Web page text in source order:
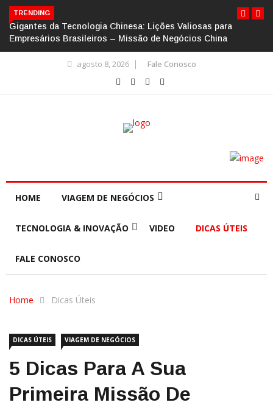
TRENDING
Gigantes da Tecnologia Chinesa: Lições Valiosas para
Empresários Brasileiros – Missão de Negócios China
agosto 8, 2026 Fale Conosco
HOME VIAGEM DE NEGÓCIOS
TECNOLOGIA & INOVAÇÃO VIDEO DICAS ÚTEIS
FALE CONOSCO
Home Dicas Úteis
DICAS ÚTEIS VIAGEM DE NEGÓCIOS
5 Dicas Para A Sua
Primeira Missão De